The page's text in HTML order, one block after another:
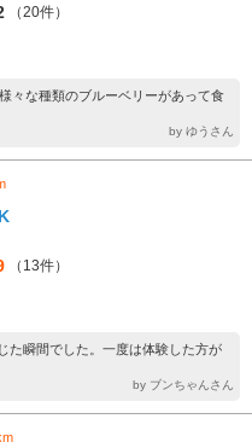
（20件）
々な種類のブルーベリーがあって食
by ゆうさん
（13件）
た瞬間でした。一度は体験した方が
by ブンちゃんさん